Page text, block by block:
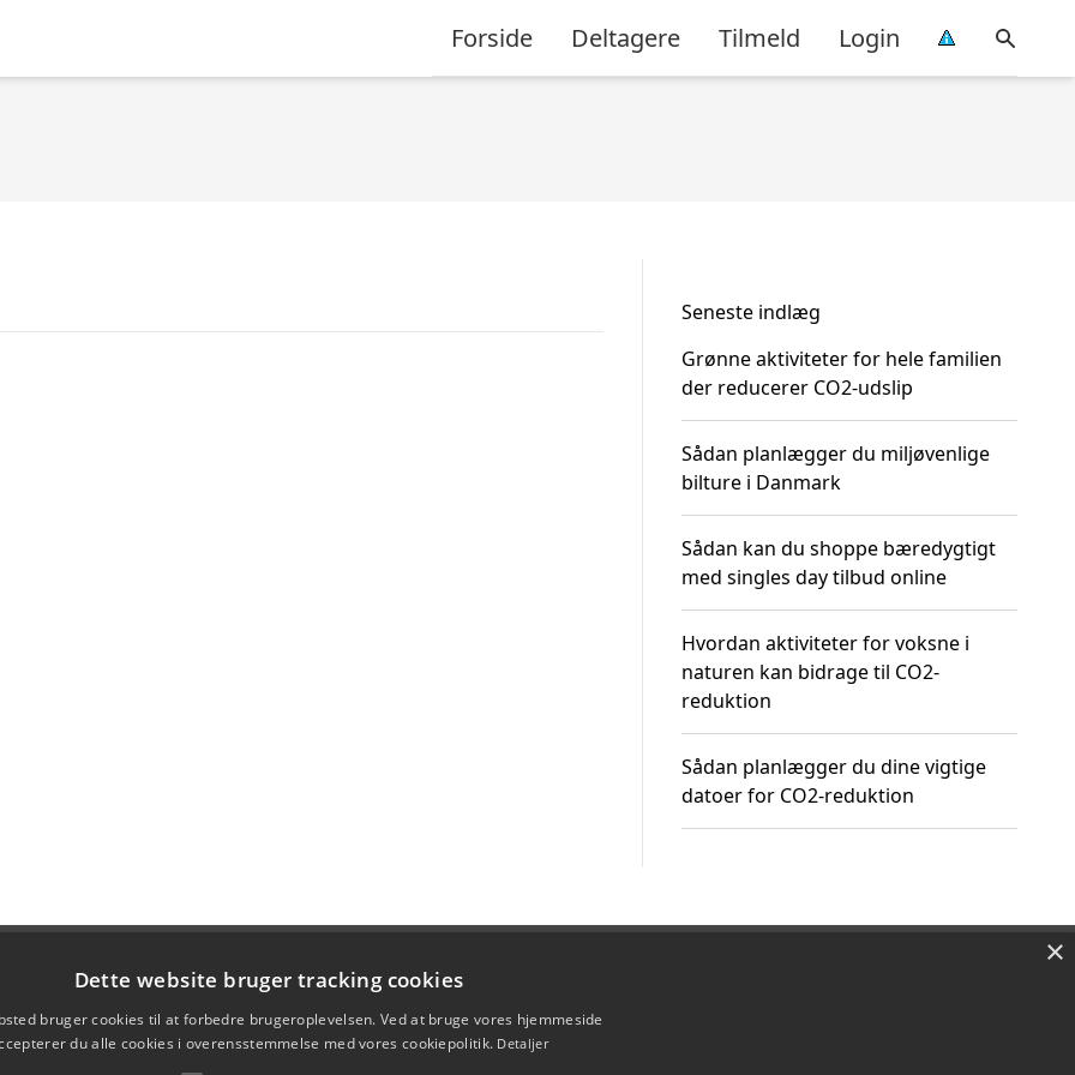
Forside Deltagere Tilmeld Login
Seneste indlæg
Grønne aktiviteter for hele familien
der reducerer CO2-udslip
Sådan planlægger du miljøvenlige
bilture i Danmark
Sådan kan du shoppe bæredygtigt
med singles day tilbud online
Hvordan aktiviteter for voksne i
naturen kan bidrage til CO2-
reduktion
Sådan planlægger du dine vigtige
datoer for CO2-reduktion
×
Dette website bruger tracking cookies
bruger cookies til at forbedre brugeroplevelsen. Ved at bruge vores hjemmeside
du alle cookies i overensstemmelse med vores cookiepolitik. Detaljer